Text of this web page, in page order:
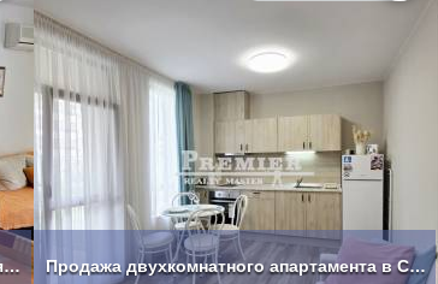
Продается двухкомнатная квартира в Святом Власе
Продажа двухкомнатного апартамента в Святом Власе